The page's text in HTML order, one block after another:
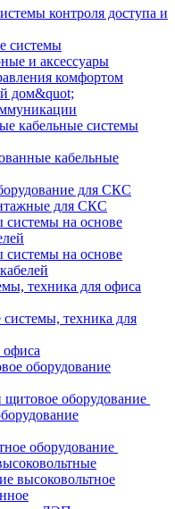
контроля доступа и
системы
и аксессуары
комфортом
дом&quot;
кабельные системы
кабельные
для СКС
для СКС
на основе
на основе
техника для офиса
техника для
офиса
оборудование
щитовое оборудование
оборудование
высоковольтное